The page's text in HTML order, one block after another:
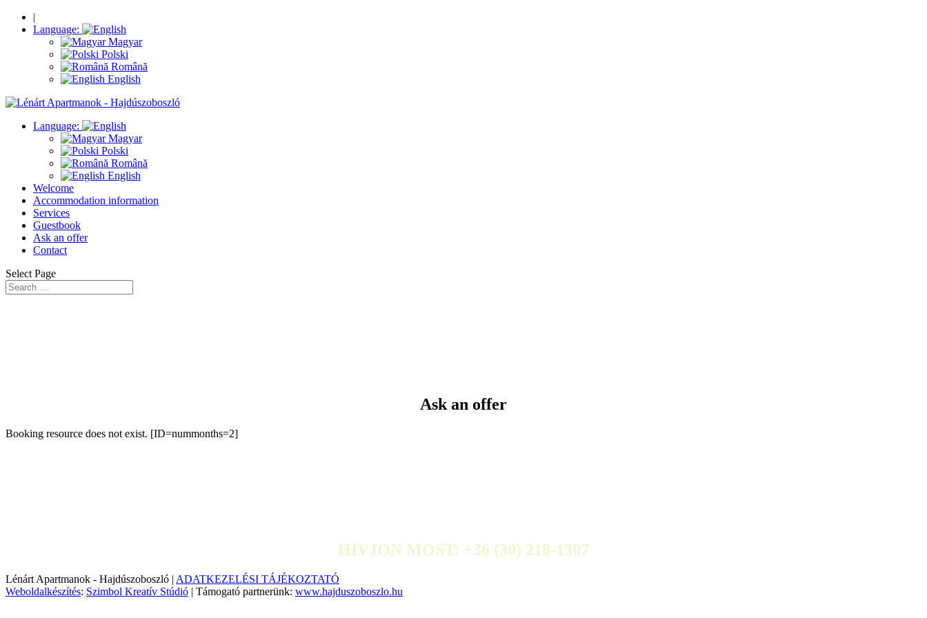
|
Language:
Magyar
Polski
Română
English
Language:
Magyar
Polski
Română
English
Welcome
Accommodation information
Services
Guestbook
Ask an offer
Contact
Select Page
Ask an offer
Booking resource does not exist. [ID=nummonths=2]
HÍVJON MOST: +36 (30) 218-1307
Lénárt Apartmanok - Hajdúszoboszló | ADATKEZELÉSI TÁJÉKOZTATÓ
Weboldalkészítés: Szimbol Kreatív Stúdió | Támogató partnerünk: www.hajduszoboszlo.hu